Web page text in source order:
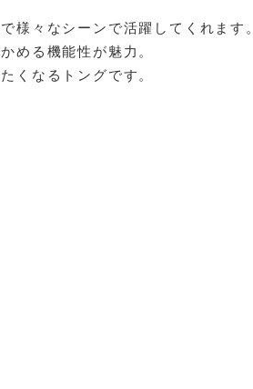
様々なシーンで活躍してくれます。
める機能性が魅力。
くなるトングです。